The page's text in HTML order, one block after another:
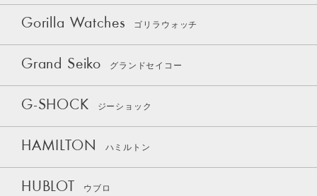
Gorilla Watches ゴリラウォッチ
Grand Seiko グランドセイコー
G-SHOCK ジーショック
HAMILTON ハミルトン
HUBLOT ウブロ